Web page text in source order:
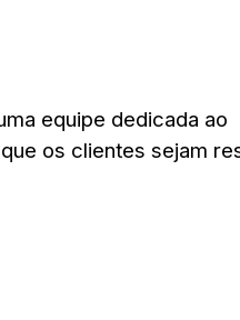
equipe dedicada ao
os clientes sejam